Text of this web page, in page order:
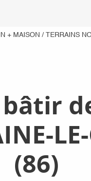
+ MAISON / TERRAINS
(86)